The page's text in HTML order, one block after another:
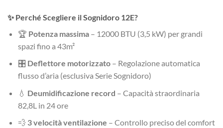
✨ Perché Scegliere il Sognidoro 12E?
🏆 Potenza massima– 12000 BTU (3,5 kW) per grandi
spazi fino a 43m²
🎛️ Deflettore motorizzato– Regolazione automatica
flusso d’aria (esclusiva Serie Sognidoro)
💧 Deumidificazione record – Capacità straordinaria
82,8L in 24 ore
💨 3 velocità ventilazione – Controllo preciso del comfort